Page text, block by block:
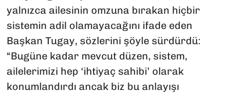
yalnızca ailesinin omzuna bırakan hiçbir
sistemin adil olamayacağını ifade eden
Başkan Tugay, sözlerini şöyle sürdürdü:
“Bugüne kadar mevcut düzen, sistem,
ailelerimizi hep ‘ihtiyaç sahibi’ olarak
konumlandırdı ancak biz bu anlayışı